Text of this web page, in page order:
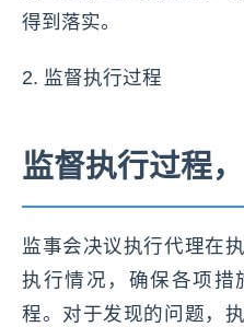
得到落实。
2. 监督执行过程
监督执行过程
监事会决议执行代理在
执行情况，确保各项措
程。对于发现的问题，